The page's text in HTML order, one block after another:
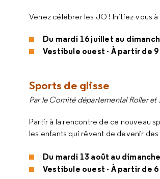
Venez célébrer les JO ! Initiez-vous
Du mardi 16 juillet au
Vestibule ouest - À partir de 9
Sports de glisse
Par le Comité départementalRolleret
Partir à la rencontre de ce nouveau
les enfants qui rêvent de devenir
Du mardi 13 août au
Vestibule ouest - À partir de 6